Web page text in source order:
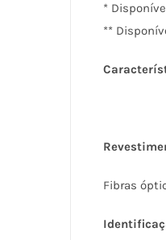
*
**
Fibras